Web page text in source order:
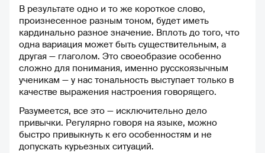
В результате одно и то же короткое слово,
произнесенное разным тоном, будет иметь
кардинально разное значение. Вплоть до того, что
одна вариация может быть существительным, а
другая — глаголом. Это своеобразие особенно
сложно для понимания, именно русскоязычным
ученикам — у нас тональность выступает только в
качестве выражения настроения говорящего.
Разумеется, все это — исключительно дело
привычки. Регулярно говоря на языке, можно
быстро привыкнуть к его особенностям и не
допускать курьезных ситуаций.